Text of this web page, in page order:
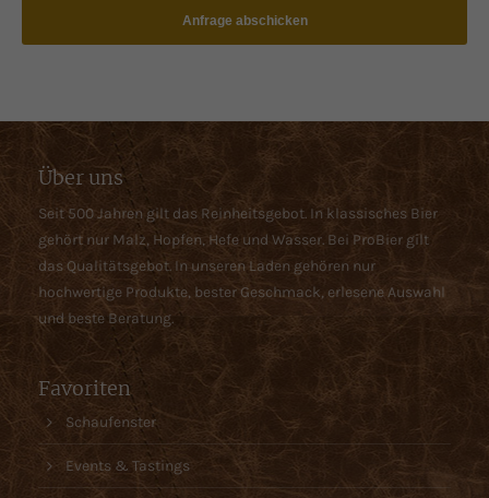
Anfrage abschicken
Über uns
Seit 500 Jahren gilt das Reinheitsgebot. In klassisches Bier
gehört nur Malz, Hopfen, Hefe und Wasser. Bei ProBier gilt
das Qualitätsgebot. In unseren Laden gehören nur
hochwertige Produkte, bester Geschmack, erlesene Auswahl
und beste Beratung.
Favoriten
Schaufenster
Events & Tastings